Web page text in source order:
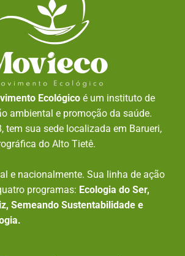
Ecológico é um instituto de
ambiental e promoção da saúde.
tem sua sede localizada em Barueri,
do Alto Tietê.
e nacionalmente. Sua linha de ação
programas: Ecologia do Ser,
Semeando Sustentabilidade e